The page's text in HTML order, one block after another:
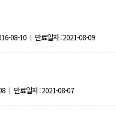
08-10 ㅣ 만료일자 : 2021-08-09
ㅣ 만료일자 : 2021-08-07